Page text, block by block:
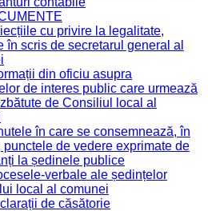
cu privire la legalitate,
în scris de secretarul general al
din oficiu asupra
de interes public care urmează
de Consiliul local al
în care se consemnează, în
punctele de vedere exprimate de
la ședinele publice
verbale ale ședințelor
local al comunei
de căsătorie